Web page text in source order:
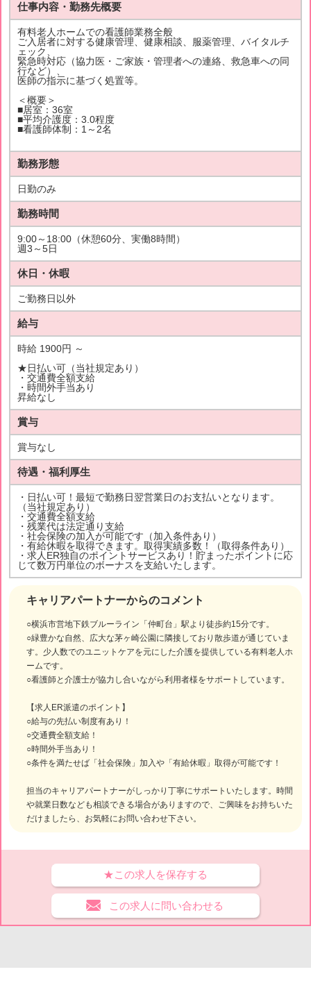
キャリアパートナーからのコメント
○横浜市営地下鉄ブルーライン「仲町台」駅より徒歩約15分です。
○緑豊かな自然、広大な茅ヶ崎公園に隣接しており散歩道が通じていま
す。少人数でのユニットケアを元にした介護を提供している有料老人ホ
ームです。
○看護師と介護士が協力し合いながら利用者様をサポートしています。
【求人ER派遣のポイント】
○給与の先払い制度有あり！
○交通費全額支給！
○時間外手当あり！
○条件を満たせば「社会保険」加入や「有給休暇」取得が可能です！
担当のキャリアパートナーがしっかり丁寧にサポートいたします。時間
や就業日数なども相談できる場合がありますので、ご興味をお持ちいた
だけましたら、お気軽にお問い合わせ下さい。
仕事内容・勤務先概要
有料老人ホームでの看護師業務全般
ご入居者に対する健康管理、健康相談、服薬管理、バイタルチ
ェック、
緊急時対応（協力医・ご家族・管理者への連絡、救急車への同
行など）、
医師の指示に基づく処置等。
＜概要＞
■居室：36室
■平均介護度：3.0程度
■看護師体制：1～2名
勤務形態
日勤のみ
勤務時間
9:00～18:00（休憩60分、実働8時間）
週3～5日
休日・休暇
ご勤務日以外
給与
時給 1900円 ～
★日払い可（当社規定あり）
・交通費全額支給
・時間外手当あり
昇給なし
賞与
賞与なし
待遇・福利厚生
・日払い可！最短で勤務日翌営業日のお支払いとなります。
（当社規定あり）
・交通費全額支給
・残業代は法定通り支給
・社会保険の加入が可能です（加入条件あり）
・有給休暇を取得できます。取得実績多数！（取得条件あり）
・求人ER独自のポイントサービスあり！貯まったポイントに応
じて数万円単位のボーナスを支給いたします。
★この求人を保存する
この求人に問い合わせる